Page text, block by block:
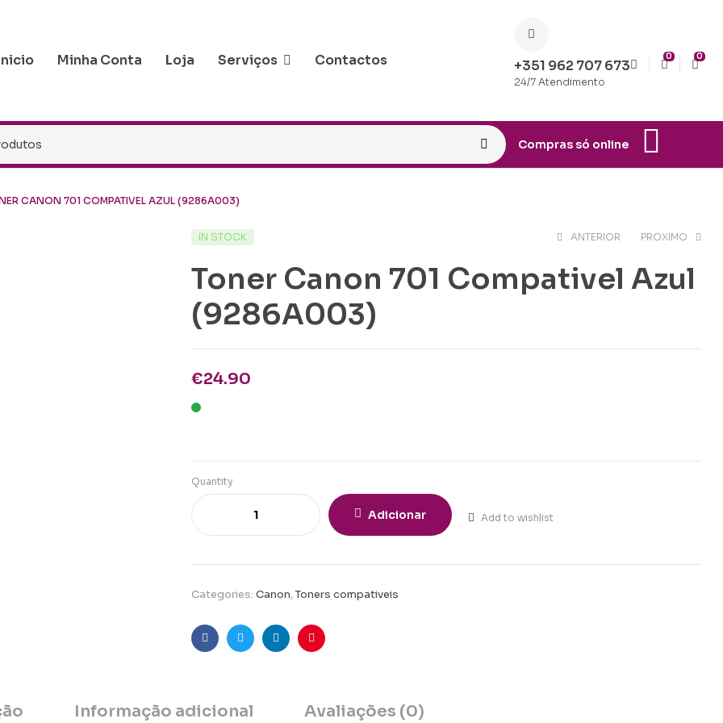
Minha Conta Loja Serviços Contactos +351 962 707 673
24/7 Atendimento
0 0
Compras só online
CANON 701 COMPATIVEL AZUL (9286A003)
IN STOCK ANTERIOR PROXIMO
Toner Canon 701 Compativel Azul
(9286A003)
€24.90
Quantity
Adicionar Add to wishlist
Categories: Canon,Toners compativeis
FacebookTwitterLinkedinPinterest
Informação adicional Avaliações (0)